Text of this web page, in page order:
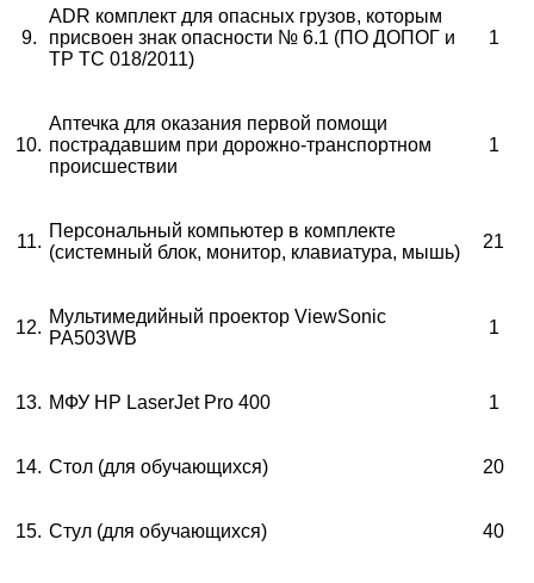
9.
ADR комплект для опасных грузов, которым
присвоен знак опасности № 6.1 (ПО ДОПОГ и
ТР ТС 018/2011)
1
10.
Аптечка для оказания первой помощи
пострадавшим при дорожно-транспортном
происшествии
1
11.
Персональный компьютер в комплекте
(системный блок, монитор, клавиатура, мышь)
21
12.
Мультимедийный проектор ViewSonic
PA503WB
1
13. МФУ HP LaserJet Pro 400 1
14. Стол (для обучающихся) 20
15. Стул (для обучающихся) 40